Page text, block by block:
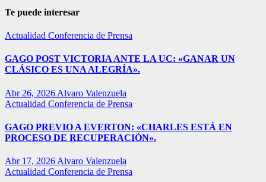
Te puede interesar
Actualidad Conferencia de Prensa
GAGO POST VICTORIA ANTE LA UC: «GANAR UN
CLÁSICO ES UNA ALEGRÍA».
Abr 26, 2026 Alvaro Valenzuela
Actualidad Conferencia de Prensa
GAGO PREVIO A EVERTON: «CHARLES ESTÁ EN
PROCESO DE RECUPERACIÓN».
Abr 17, 2026 Alvaro Valenzuela
Actualidad Conferencia de Prensa